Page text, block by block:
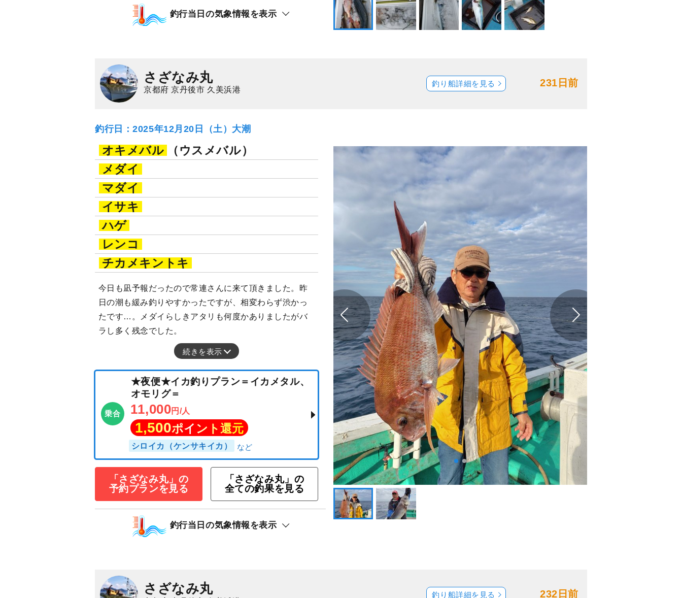
マダイ イサキ
釣行当日の気象情報を表示
さざなみ丸
京都府 京丹後市 久美浜港
231日前
釣り船詳細を見る
釣行日：2025年12月20日（土）大潮
オキメバル
（ウスメバル）
メダイ
マダイ
イサキ
ハゲ
レンコ
チカメキントキ
今日も凪予報だったので常連さんに来て頂きました。昨
日の潮も緩み釣りやすかったですが、相変わらず渋かっ
たです…。メダイらしきアタリも何度かありましたがバ
ラし多く残念でした。
続きを表示
★夜便★イカ釣りプラン＝イカメタル、
オモリグ＝
シロイカ（ケンサキイカ）
「さざなみ丸」の
予約プランを見る
「さざなみ丸」の
全ての釣果を見る
釣行当日の気象情報を表示
さざなみ丸 232日前
釣り船詳細を見る